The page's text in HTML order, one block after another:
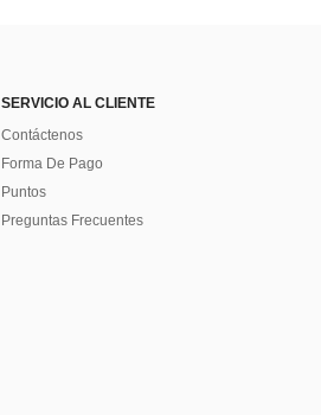
SERVICIO AL CLIENTE
Contáctenos
Forma De Pago
Puntos
Preguntas Frecuentes